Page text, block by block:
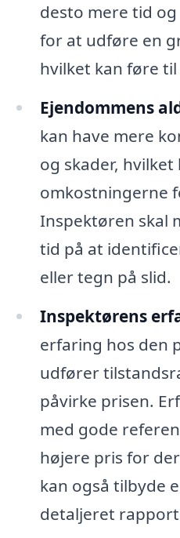
desto mere tid
for at udføre en
hvilket kan føre
Ejendommens
kan have mere
og skader, hvilket
omkostningerne
Inspektøren skal
tid på at
eller tegn på slid.
Inspektørens
erfaring hos den
udfører
påvirke prisen.
med gode
højere pris for
kan også tilbyde
detaljeret